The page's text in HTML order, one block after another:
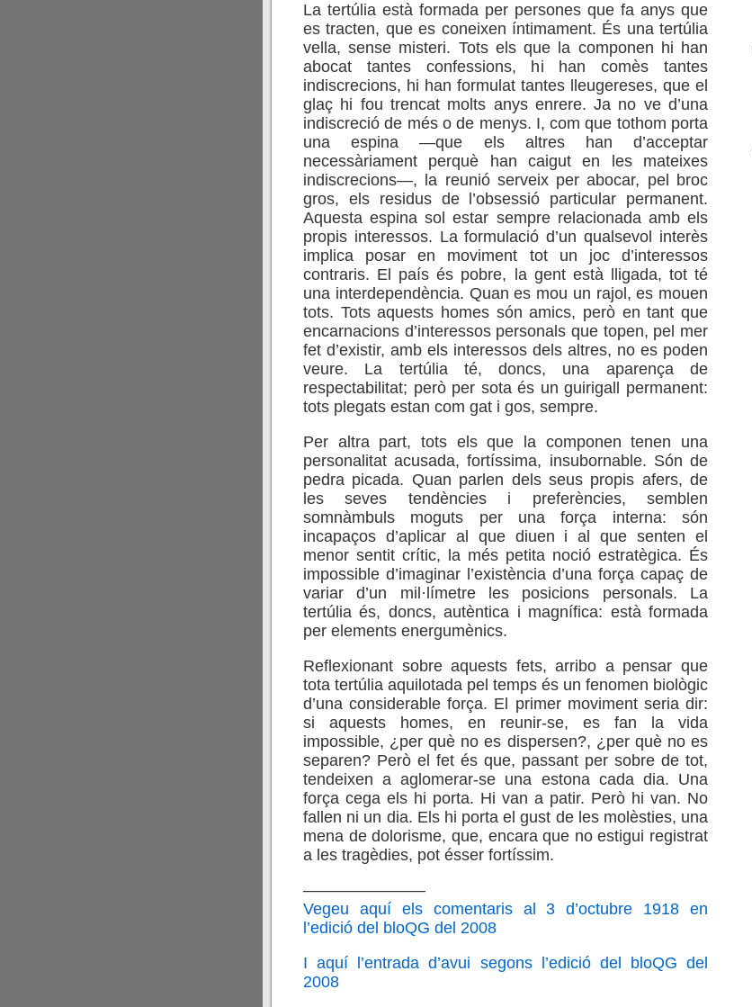
La tertúlia està formada per persones que fa anys que
es tracten, que es coneixen íntimament. És una tertúlia
vella, sense misteri. Tots els que la componen hi han
abocat tantes confessions, hi han comès tantes
indiscrecions, hi han formulat tantes lleugereses, que el
glaç hi fou trencat molts anys enrere. Ja no ve d’una
indiscreció de més o de menys. I, com que tothom porta
una espina —que els altres han d’acceptar
necessàriament perquè han caigut en les mateixes
indiscrecions—, la reunió serveix per abocar, pel broc
gros, els residus de l’obsessió particular permanent.
Aquesta espina sol estar sempre relacionada amb els
propis interessos. La formulació d’un qualsevol interès
implica posar en moviment tot un joc d’interessos
contraris. El país és pobre, la gent està lligada, tot té
una interdependència. Quan es mou un rajol, es mouen
tots. Tots aquests homes són amics, però en tant que
encarnacions d’interessos personals que topen, pel mer
fet d’existir, amb els interessos dels altres, no es poden
veure. La tertúlia té, doncs, una aparença de
respectabilitat; però per sota és un guirigall permanent:
tots plegats estan com gat i gos, sempre.
Per altra part, tots els que la componen tenen una
personalitat acusada, fortíssima, insubornable. Són de
pedra picada. Quan parlen dels seus propis afers, de
les seves tendències i preferències, semblen
somnàmbuls moguts per una força interna: són
incapaços d’aplicar al que diuen i al que senten el
menor sentit crític, la més petita noció estratègica. És
impossible d’imaginar l’existència d’una força capaç de
variar d’un mil·límetre les posicions personals. La
tertúlia és, doncs, autèntica i magnífica: està formada
per elements energumènics.
Reflexionant sobre aquests fets, arribo a pensar que
tota tertúlia aquilotada pel temps és un fenomen biològic
d’una considerable força. El primer moviment seria dir:
si aquests homes, en reunir-se, es fan la vida
impossible, ¿per què no es dispersen?, ¿per què no es
separen? Però el fet és que, passant per sobre de tot,
tendeixen a aglomerar-se una estona cada dia. Una
força cega els hi porta. Hi van a patir. Però hi van. No
fallen ni un dia. Els hi porta el gust de les molèsties, una
mena de dolorisme, que, encara que no estigui registrat
a les tragèdies, pot ésser fortíssim.
———————–
Vegeu aquí els comentaris al 3 d’octubre 1918 en
l’edició del bloQG del 2008
I aquí l’entrada d’avui segons l’edició del bloQG del
2008